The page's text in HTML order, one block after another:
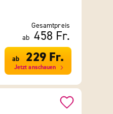
Gesamtpreis
ab 458 Fr.
ab 229 Fr.
Jetzt anschauen